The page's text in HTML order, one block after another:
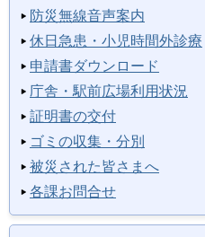
防災無線音声案内
休日急患・小児時間外診療
申請書ダウンロード
庁舎・駅前広場利用状況
証明書の交付
ゴミの収集・分別
被災された皆さまへ
各課お問合せ